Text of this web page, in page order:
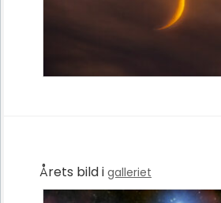
Årets bild i galleriet